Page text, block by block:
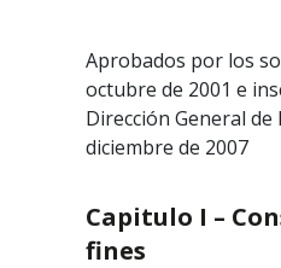
Aprobados por los
octubre de 2001 e
Dirección General de
diciembre de 2007
Capitulo I –
fines